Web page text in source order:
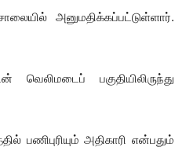
அனுமதிக்கப்பட்டுள்ளார்.
பகுதியிலிருந்து
அதிகாரி என்பதும்